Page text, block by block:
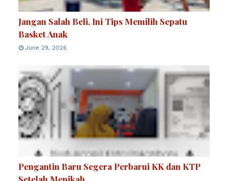
Jangan Salah Beli, Ini Tips Memilih Sepatu
Basket Anak
June 29, 2026
Pengantin Baru Segera Perbarui KK dan KTP